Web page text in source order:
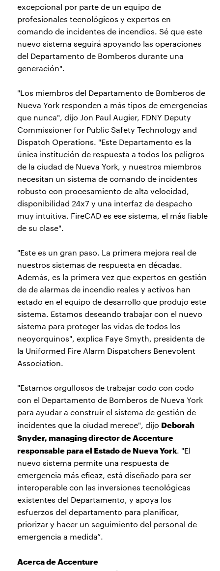
excepcional por parte de un equipo de
profesionales tecnológicos y expertos en
comando de incidentes de incendios. Sé que este
nuevo sistema seguirá apoyando las operaciones
del Departamento de Bomberos durante una
generación".
"Los miembros del Departamento de Bomberos de
Nueva York responden a más tipos de emergencias
que nunca", dijo Jon Paul Augier, FDNY Deputy
Commissioner for Public Safety Technology and
Dispatch Operations. "Este Departamento es la
única institución de respuesta a todos los peligros
de la ciudad de Nueva York, y nuestros miembros
necesitan un sistema de comando de incidentes
robusto con procesamiento de alta velocidad,
disponibilidad 24x7 y una interfaz de despacho
muy intuitiva. FireCAD es ese sistema, el más fiable
de su clase".
"Este es un gran paso. La primera mejora real de
nuestros sistemas de respuesta en décadas.
Además, es la primera vez que expertos en gestión
de de alarmas de incendio reales y activos han
estado en el equipo de desarrollo que produjo este
sistema. Estamos deseando trabajar con el nuevo
sistema para proteger las vidas de todos los
neoyorquinos", explica Faye Smyth, presidenta de
la Uniformed Fire Alarm Dispatchers Benevolent
Association.
"Estamos orgullosos de trabajar codo con codo
con el Departamento de Bomberos de Nueva York
para ayudar a construir el sistema de gestión de
incidentes que la ciudad merece", dijo Deborah
Snyder, managing director de Accenture
responsable para el Estado de Nueva York. "El
nuevo sistema permite una respuesta de
emergencia más eficaz, está diseñado para ser
interoperable con las inversiones tecnológicas
existentes del Departamento, y apoya los
esfuerzos del departamento para planificar,
priorizar y hacer un seguimiento del personal de
emergencia a medida”.
Acerca de Accenture